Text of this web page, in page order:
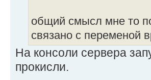
общий смысл мне то
связано с переменой
На консоли сервера
прокисли.